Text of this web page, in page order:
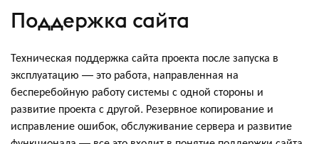
Поддержка сайта
Техническая поддержка сайта проекта после запуска в
эксплуатацию — это работа, направленная на
бесперебойную работу системы с одной стороны и
развитие проекта с другой. Резервное копирование и
исправление ошибок, обслуживание сервера и развитие